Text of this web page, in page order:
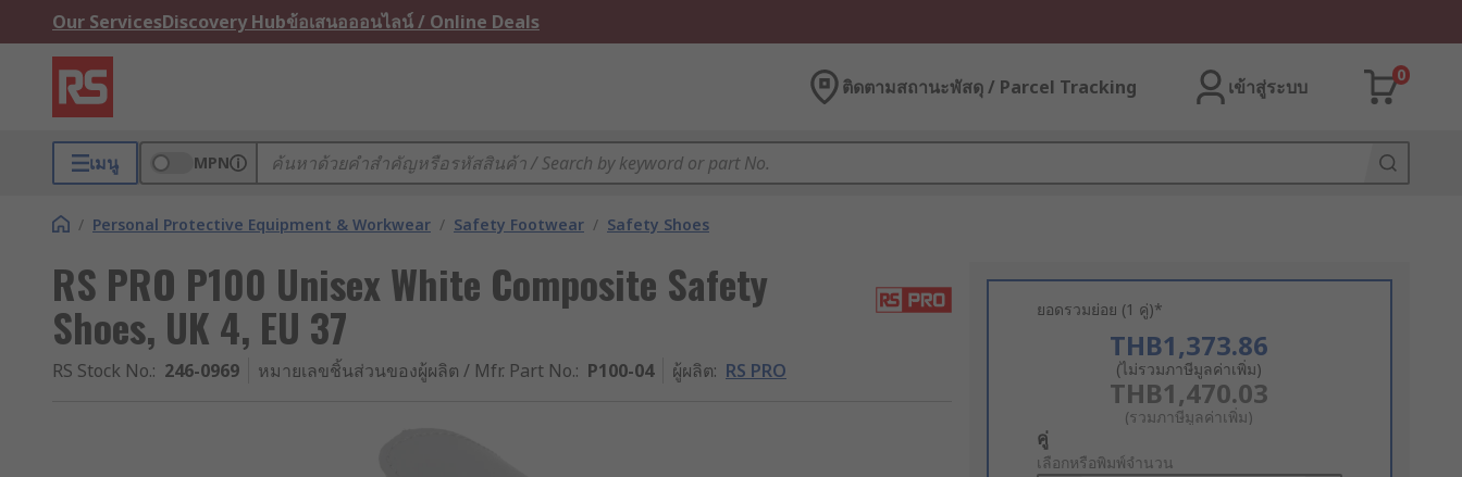
Our ServicesDiscovery Hubข้อเสนอออนไลน์ / Online Deals
ติดตามสถานะพัสดุ / Parcel Tracking เข้าสู่ระบบ
0
เมนู MPN
/ Personal Protective Equipment & Workwear / Safety Footwear / Safety Shoes
RS PRO P100 Unisex White Composite Safety
Shoes, UK 4, EU 37
RS Stock No.: 246-0969 หมายเลขชิ้นส่วนของผู้ผลิต / Mfr. Part No.: P100-04 ผู้ผลิต: RS PRO
ยอดรวมย่อย (1 คู่)*
THB1,373.86
(ไม่รวมภาษีมูลค่าเพิ่ม)
THB1,470.03
(รวมภาษีมูลค่าเพิ่ม)
Add
to
คู่
เลือกหรือพิมพ์จำนวน